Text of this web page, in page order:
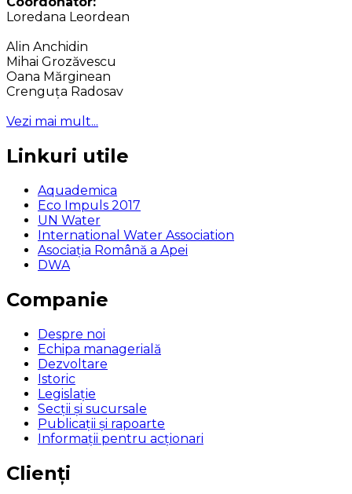
Loredana Leordean
Alin Anchidin
Mihai Grozăvescu
Oana Mărginean
Crenguța Radosav
Vezi mai mult...
Linkuri utile
Aquademica
Eco Impuls 2017
UN Water
International Water Association
Asociaţia Română a Apei
DWA
Companie
Despre noi
Echipa managerială
Dezvoltare
Istoric
Legislaţie
Secţii şi sucursale
Publicații și rapoarte
Informații pentru acționari
Clienți